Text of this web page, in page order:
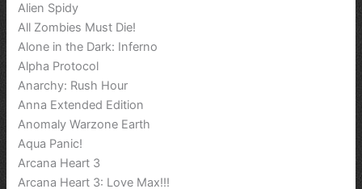
Alien Spidy
All Zombies Must Die!
Alone in the Dark: Inferno
Alpha Protocol
Anarchy: Rush Hour
Anna Extended Edition
Anomaly Warzone Earth
Aqua Panic!
Arcana Heart 3
Arcana Heart 3: Love Max!!!